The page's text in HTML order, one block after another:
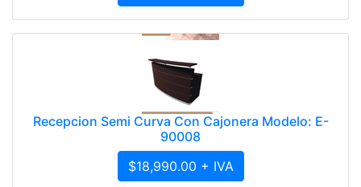
Recepcion Semi Curva Con Cajonera Modelo: E-
90008
$18,990.00 + IVA